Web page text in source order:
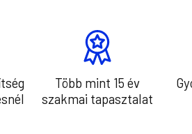
Több mint 15 év
szakmai tapasztalat